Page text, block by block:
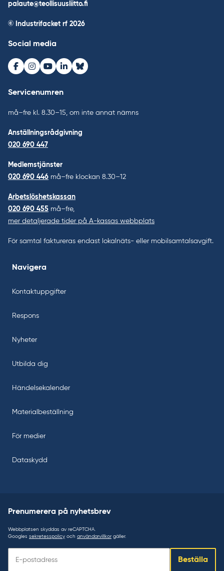
palaute@teollisuusliitto.fi
© Industrifacket rf 2026
Social media
Facebook
Instagram
Youtube
LinkedInBluesky
Servicenumren
må–fre kl. 8.30–15, om inte annat nämns
Anställningsrådgivning
020 690 447
Medlemstjänster
020 690 446 må–fre klockan 8.30–12
Arbetslöshetskassan
020 690 455 må–fre,
mer detaljerade tider på A-kassas webbplats
För samtal faktureras endast lokalnäts- eller mobilsamtalsavgift.
Navigera
Kontaktuppgifter
Respons
Nyheter
Utbilda dig
Händelsekalender
Materialbeställning
För medier
Dataskydd
Prenumerera på nyhetsbrev
Webbplatsen skyddas av reCAPTCHA.
Googles sekretesspolicy och användarvillkor gäller.
Beställa